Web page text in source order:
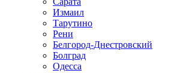
Измаил
Тарутино
Рени
Белгород-Днестровский
Болград
Одесса